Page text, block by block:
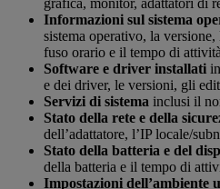
Informazioni sul sistema
sistema operativo, la
fuso orario e il tempo di
Software e driver installati
e dei driver, le versioni, gli
Servizi di sistema inclusi il
Stato della rete e della
dell’adattatore, l’IP locale/
Stato della batteria e del
della batteria e il tempo di
Impostazioni dell’ambiente